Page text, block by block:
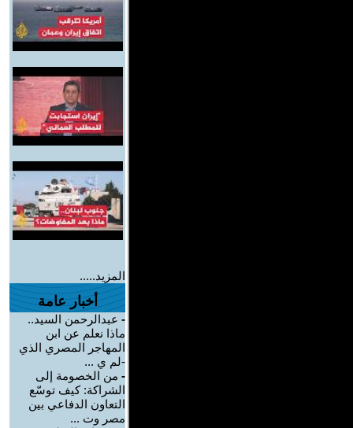
المزيد.....
أخبار عامة
- عبدالرحمن السيد..
ماذا نعلم عن ابن
المهاجر المصري الذي
-لم ي ...
- من الخصومة إلى
الشراكة: كيف توسّع
التعاون الدفاعي بين
مصر وت ...